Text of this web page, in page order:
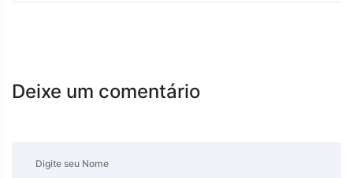
Deixe um comentário